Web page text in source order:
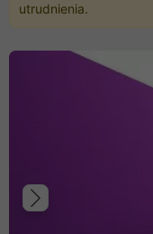
utrudnienia.
Poprzedni